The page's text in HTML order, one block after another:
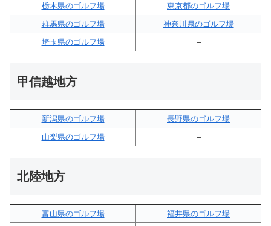
栃木県のゴルフ場
東京都のゴルフ場
群馬県のゴルフ場
神奈川県のゴルフ場
埼玉県のゴルフ場
–
甲信越地方
新潟県のゴルフ場
長野県のゴルフ場
山梨県のゴルフ場
–
北陸地方
富山県のゴルフ場
福井県のゴルフ場